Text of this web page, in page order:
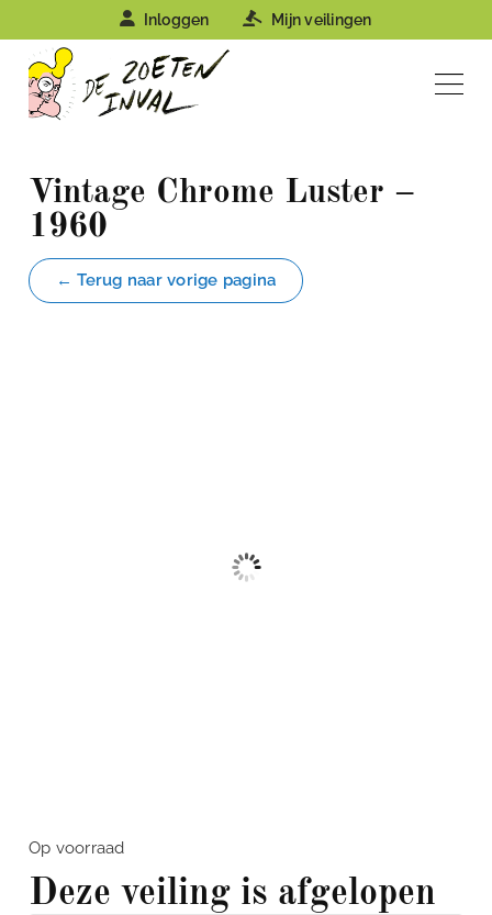
Inloggen Mijn veilingen
Vintage Chrome Luster –
1960
← Terug naar vorige pagina
Op voorraad
Deze veiling is afgelopen